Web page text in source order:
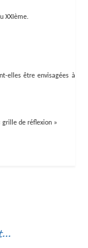
XXIème.
elles être envisagées à
grille de réflexion »